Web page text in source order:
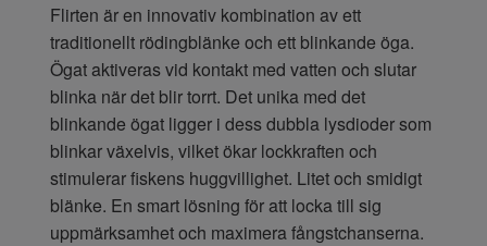
Flirten är en innovativ kombination av ett
traditionellt rödingblänke och ett blinkande öga.
Ögat aktiveras vid kontakt med vatten och slutar
blinka när det blir torrt. Det unika med det
blinkande ögat ligger i dess dubbla lysdioder som
blinkar växelvis, vilket ökar lockkraften och
stimulerar fiskens huggvillighet. Litet och smidigt
blänke. En smart lösning för att locka till sig
uppmärksamhet och maximera fångstchanserna.